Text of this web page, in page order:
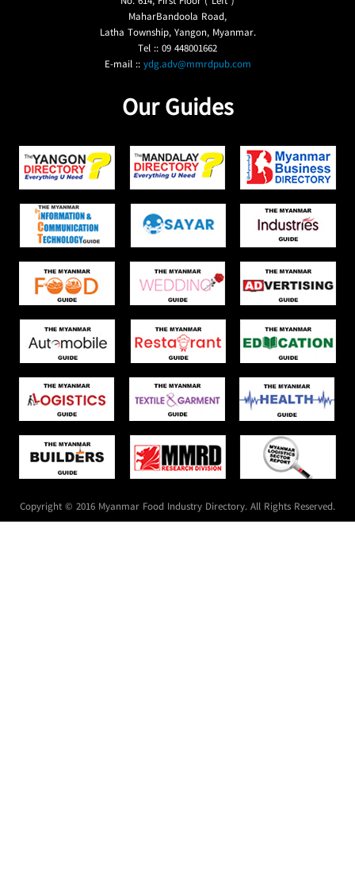
MaharBandoola Road,
Latha Township, Yangon, Myanmar.
Tel :: 09 448001662
E-mail ::ydg.adv@mmrdpub.com
Our Guides
Copyright © 2016 Myanmar Food Industry Directory. All Rights Reserved.